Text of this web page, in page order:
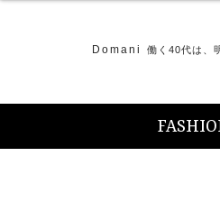
Domani 働く40代は、